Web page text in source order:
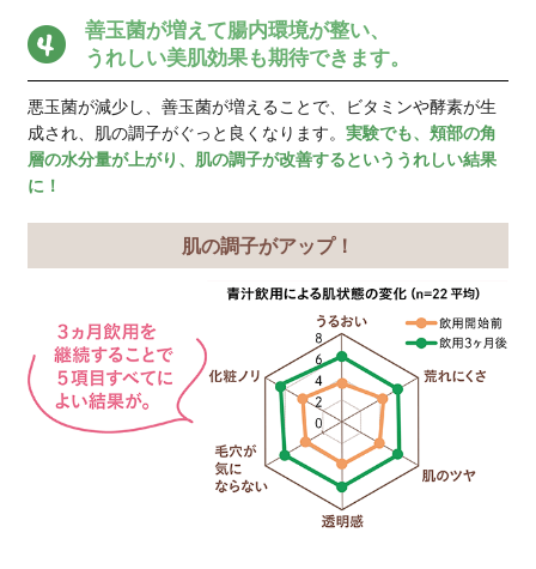
サポートする理想的な青汁と
した。